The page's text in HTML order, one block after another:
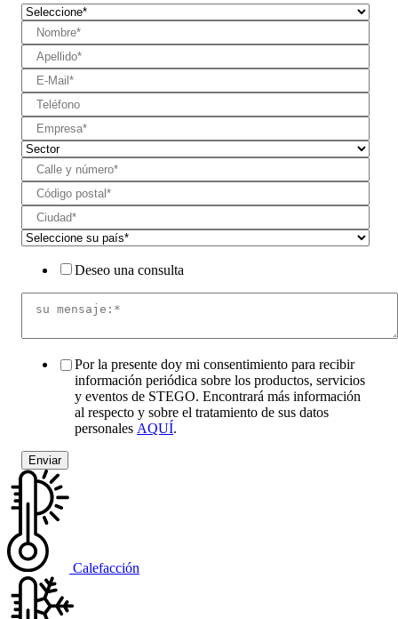
Deseo una consulta
Por la presente doy mi consentimiento para recibir
información periódica sobre los productos, servicios
y eventos de STEGO. Encontrará más información
al respecto y sobre el tratamiento de sus datos
personales AQUÍ.
Calefacción